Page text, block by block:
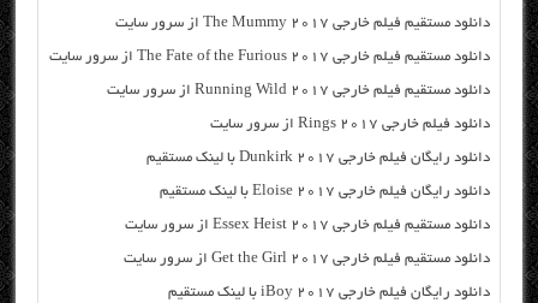
دانلود مستقیم فیلم خارجی The Mummy 2017 از سرور سایت
دانلود مستقیم فیلم خارجی The Fate of the Furious 2017 از سرور سایت
دانلود مستقیم فیلم خارجی Running Wild 2017 از سرور سایت
دانلود فیلم خارجی Rings 2017 از سرور سایت
دانلود رایگان فیلم خارجی Dunkirk 2017 با لینک مستقیم
دانلود رایگان فیلم خارجی Eloise 2017 با لینک مستقیم
دانلود مستقیم فیلم خارجی Essex Heist 2017 از سرور سایت
دانلود مستقیم فیلم خارجی Get the Girl 2017 از سرور سایت
دانلود رایگان فیلم خارجی iBoy 2017 با لینک مستقیم